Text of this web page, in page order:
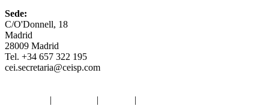
Sede:
C/O'Donnell, 18
Madrid
28009 Madrid
Tel. +34 657 322 195
cei.secretaria@ceisp.com
| | |